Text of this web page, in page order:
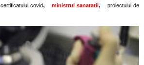
certificatului covid, ministrul sanatatii,
proiectului de